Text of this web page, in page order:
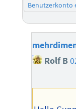
Benutzerkonto
Rolf B